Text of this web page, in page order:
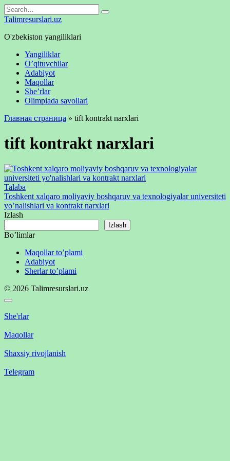
Skip
to
Search
for:
Talimresurslari.uz
O'zbekiston yangiliklari
Yangiliklar
O’qituvchilar
Adabiyot
Maqollar
She’rlar
Olimpiada savollari
Главная страница » tift kontrakt narxlari
tift kontrakt narxlari
Talaba
Toshkent xalqaro moliyaviy boshqaruv va texnologiyalar universiteti
yo’nalishlari va kontrakt narxlari
Izlash
Izlash
Bo’limlar
Maqollar to’plami
Adabiyot
Sherlar to’plami
© 2026 Talimresurslari.uz
She'rlar
Maqollar
Shaxsiy rivojlanish
Telegram